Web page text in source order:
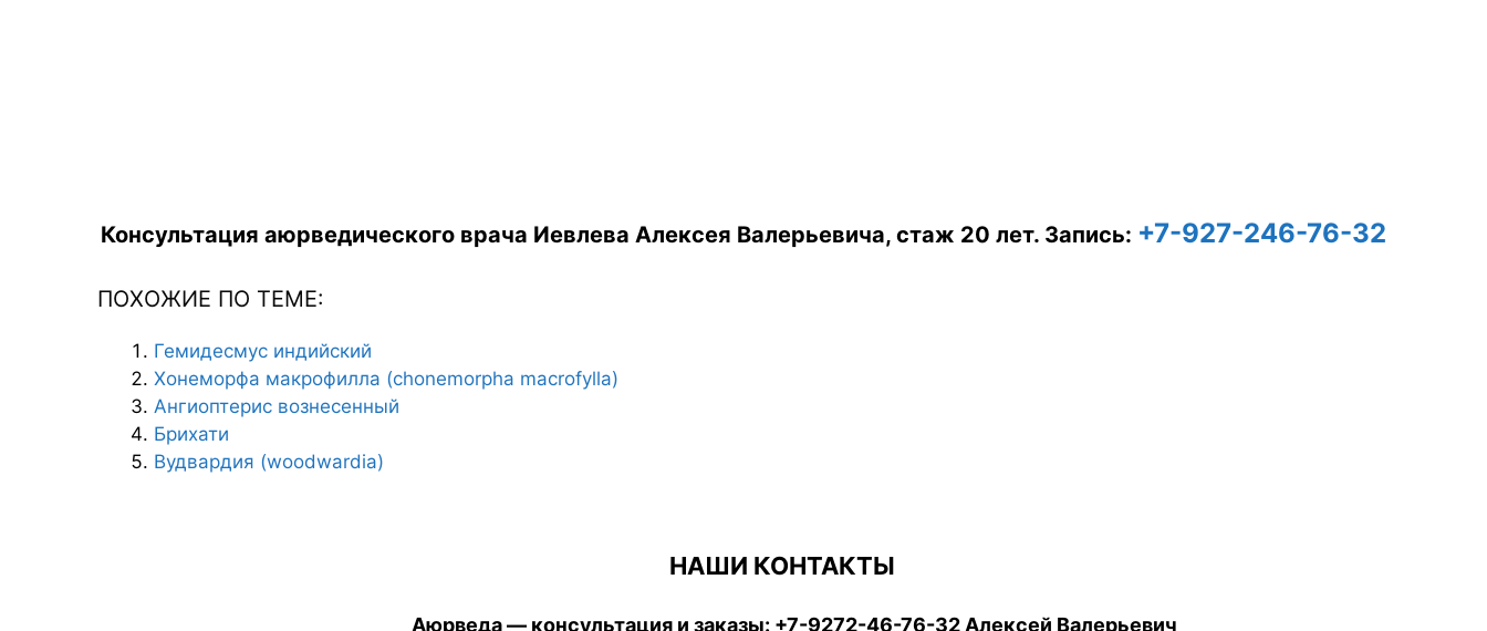
Консультация аюрведического врача Иевлева Алексея Валерьевича, стаж 20 лет. Запись: +7-927-246-76-32
ПОХОЖИЕ ПО ТЕМЕ:
Гемидесмус индийский
Хонеморфа макрофилла (chonemorpha macrofylla)
Ангиоптерис вознесенный
Брихати
Вудвардия (woodwardia)
НАШИ КОНТАКТЫ
Аюрведа — консультация и заказы: +7-9272-46-76-32 Алексей Валерьевич